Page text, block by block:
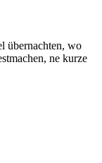
übernachten, wo
ne kurze